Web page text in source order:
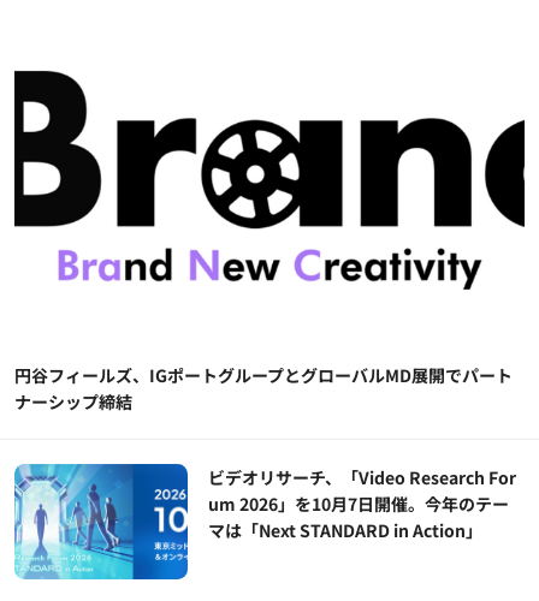
円谷フィールズ、IGポートグループとグローバルMD展開でパート
ナーシップ締結
ビデオリサーチ、「Video Research For
um 2026」を10月7日開催。今年のテー
マは「Next STANDARD in Action」